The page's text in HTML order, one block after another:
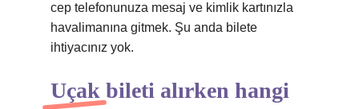
cep telefonunuza mesaj ve kimlik kartınızla
havalimanına gitmek. Şu anda bilete
ihtiyacınız yok.
Uçak bileti alırken hangi